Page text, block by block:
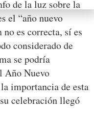
de la luz sobre la
el “año nuevo
es correcta, sí es
considerado de
se podría
Año Nuevo
importancia de esta
celebración llegó